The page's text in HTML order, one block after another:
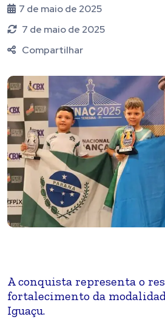
7 de maio de 2025
7 de maio de 2025
Compartilhar
A conquista representa o
fortalecimento da
Iguaçu.